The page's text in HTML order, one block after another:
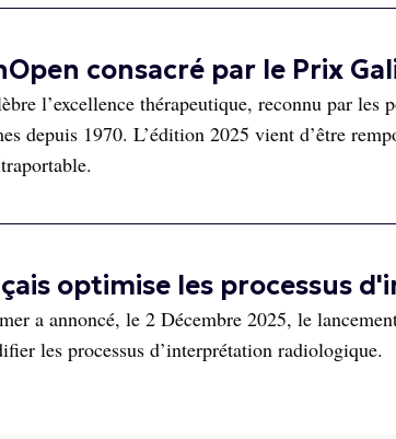
consacré par le Prix
l’excellence thérapeutique, reconnu par les
depuis 1970. L’édition 2025 vient d’être
optimise les processus
a annoncé, le 2 Décembre 2025, le
les processus d’interprétation radiologique.